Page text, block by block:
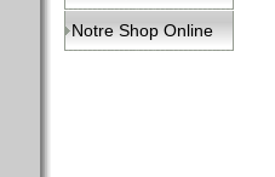
Notre Shop Online